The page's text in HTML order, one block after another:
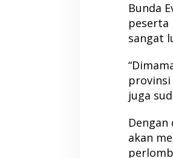
Bunda
peserta
sangat
provinsi
juga
akan